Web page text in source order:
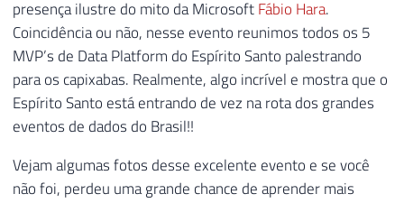
presença ilustre do mito da MicrosoftFábio Hara.
Coincidência ou não, nesse evento reunimos todos os 5
MVP’s de Data Platform do Espírito Santo palestrando
para os capixabas. Realmente, algo incrível e mostra que o
Espírito Santo está entrando de vez na rota dos grandes
eventos de dados do Brasil!!
Vejam algumas fotos desse excelente evento e se você
não foi, perdeu uma grande chance de aprender mais